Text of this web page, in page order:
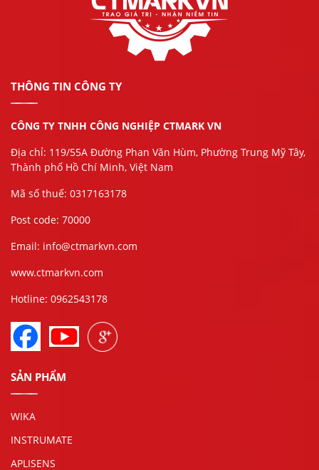
THÔNG TIN CÔNG TY
CÔNG TY TNHH CÔNG NGHIỆP CTMARK VN
Địa chỉ: 119/55A Đường Phan Văn Hùm, Phường Trung Mỹ Tây,
Thành phố Hồ Chí Minh, Việt Nam
Mã số thuế: 0317163178
Post code: 70000
Email: info@ctmarkvn.com
www.ctmarkvn.com
Hotline: 0962543178
SẢN PHẨM
WIKA
INSTRUMATE
APLISENS